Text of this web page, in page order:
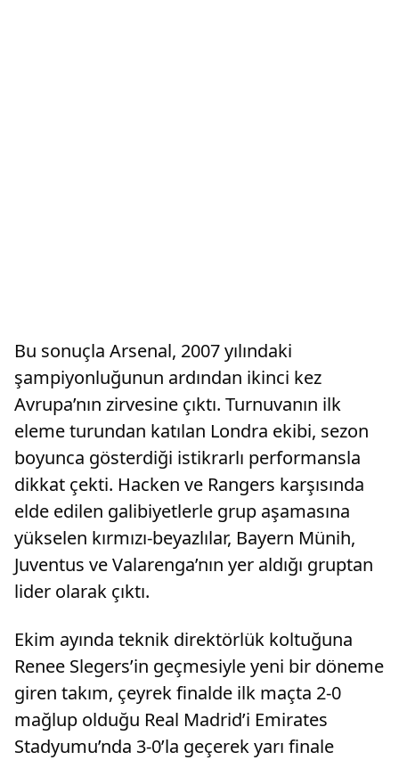
Bu sonuçla Arsenal, 2007 yılındaki
şampiyonluğunun ardından ikinci kez
Avrupa’nın zirvesine çıktı. Turnuvanın ilk
eleme turundan katılan Londra ekibi, sezon
boyunca gösterdiği istikrarlı performansla
dikkat çekti. Hacken ve Rangers karşısında
elde edilen galibiyetlerle grup aşamasına
yükselen kırmızı-beyazlılar, Bayern Münih,
Juventus ve Valarenga’nın yer aldığı gruptan
lider olarak çıktı.
Ekim ayında teknik direktörlük koltuğuna
Renee Slegers’in geçmesiyle yeni bir döneme
giren takım, çeyrek finalde ilk maçta 2-0
mağlup olduğu Real Madrid’i Emirates
Stadyumu’nda 3-0’la geçerek yarı finale